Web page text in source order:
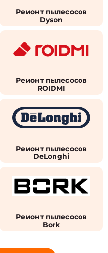
Ремонт пылесосов
Dyson
Ремонт пылесосов
ROIDMI
Ремонт пылесосов
DeLonghi
Ремонт пылесосов
Bork